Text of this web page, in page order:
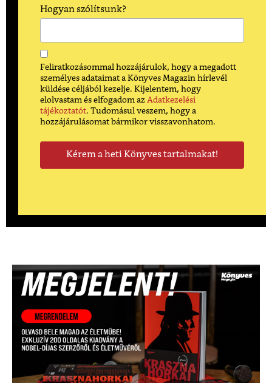
Hogyan szólítsunk?
Feliratkozásommal hozzájárulok, hogy a megadott
személyes adataimat a Könyves Magazin hírlevél
küldése céljából kezelje. Kijelentem, hogy
elolvastam és elfogadom az Adatkezelési
tájékoztatót. Tudomásul veszem, hogy a
hozzájárulásomat bármikor visszavonhatom.